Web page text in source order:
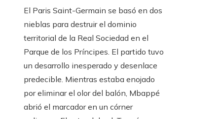
El Paris Saint-Germain se basó en dos
nieblas para destruir el dominio
territorial de la Real Sociedad en el
Parque de los Príncipes. El partido tuvo
un desarrollo inesperado y desenlace
predecible. Mientras estaba enojado
por eliminar el olor del balón, Mbappé
abrió el marcador en un córner